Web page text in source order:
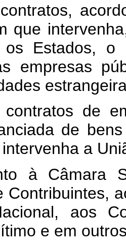
que
Estados, o
empresas
de
de
a
à Câmara
Contribuintes,
aos
e em